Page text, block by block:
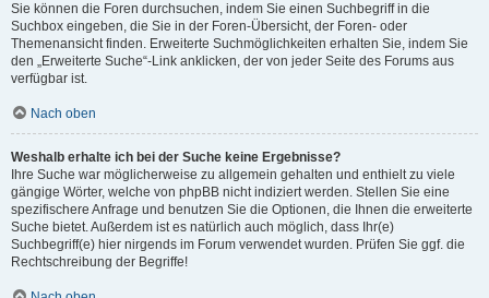
Sie können die Foren durchsuchen, indem Sie einen Suchbegriff in die
Suchbox eingeben, die Sie in der Foren-Übersicht, der Foren- oder
Themenansicht finden. Erweiterte Suchmöglichkeiten erhalten Sie, indem Sie
den „Erweiterte Suche“-Link anklicken, der von jeder Seite des Forums aus
verfügbar ist.
Nach oben
Weshalb erhalte ich bei der Suche keine Ergebnisse?
Ihre Suche war möglicherweise zu allgemein gehalten und enthielt zu viele
gängige Wörter, welche von phpBB nicht indiziert werden. Stellen Sie eine
spezifischere Anfrage und benutzen Sie die Optionen, die Ihnen die erweiterte
Suche bietet. Außerdem ist es natürlich auch möglich, dass Ihr(e)
Suchbegriff(e) hier nirgends im Forum verwendet wurden. Prüfen Sie ggf. die
Rechtschreibung der Begriffe!